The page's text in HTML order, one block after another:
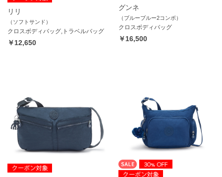
リリ
（ソフトサンド）
クロスボディバッグ,トラベルバッグ
￥12,650
グンネ
（ブルーブルー2コンボ）
クロスボディバッグ
￥16,500